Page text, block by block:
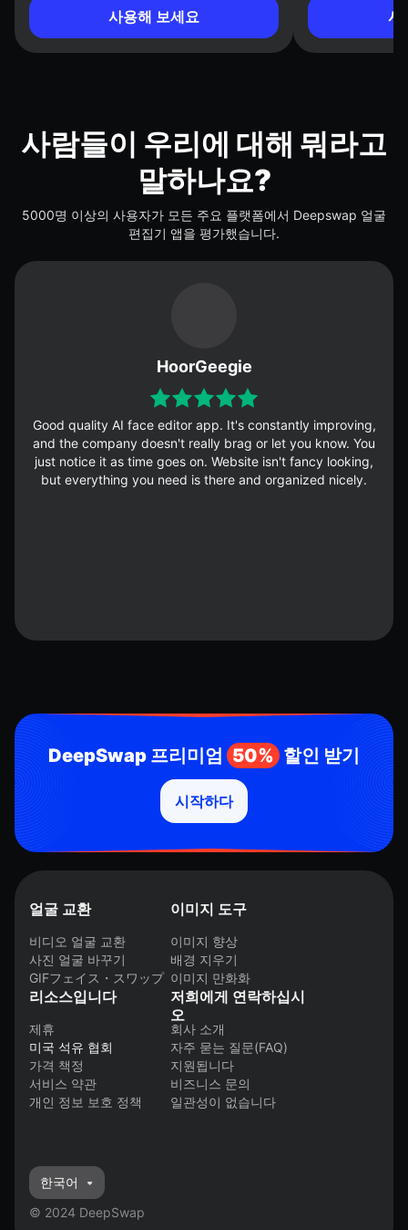
사용해 보세요 사
사람들이 우리에 대해 뭐라고
말하나요?
5000명 이상의 사용자가 모든 주요 플랫폼에서 Deepswap 얼굴
편집기 앱을 평가했습니다.
HoorGeegie
Good quality AI face editor app. It's constantly improving,
and the company doesn't really brag or let you know. You
just notice it as time goes on. Website isn't fancy looking,
but everything you need is there and organized nicely.
DeepSwap 프리미엄 50% 할인 받기
시작하다
얼굴 교환
비디오 얼굴 교환
사진 얼굴 바꾸기
GIFフェイス・スワップ
이미지 도구
이미지 향상
배경 지우기
이미지 만화화
리소스입니다
제휴
미국 석유 협회
가격 책정
서비스 약관
개인 정보 보호 정책
저희에게 연락하십시
오
회사 소개
자주 묻는 질문(FAQ)
지원됩니다
비즈니스 문의
일관성이 없습니다
© 2024 DeepSwap
한국어